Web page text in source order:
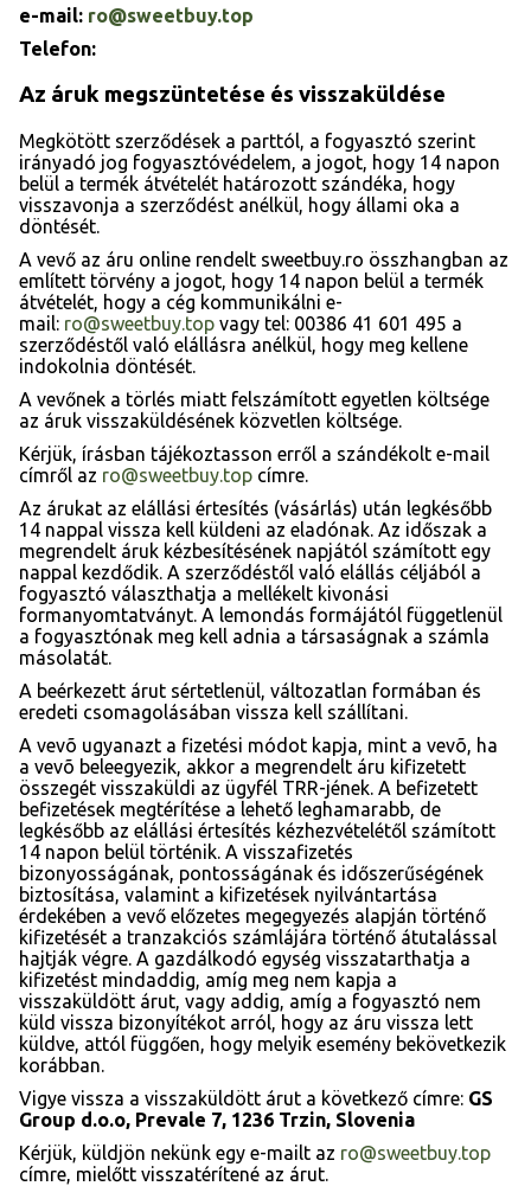
e-mail: ro@sweetbuy.top
Telefon:
Az áruk megszüntetése és visszaküldése
Megkötött szerződések a parttól, a fogyasztó szerint
irányadó jog fogyasztóvédelem, a jogot, hogy 14 napon
belül a termék átvételét határozott szándéka, hogy
visszavonja a szerződést anélkül, hogy állami oka a
döntését.
A vevő az áru online rendelt sweetbuy.ro összhangban az
említett törvény a jogot, hogy 14 napon belül a termék
átvételét, hogy a cég kommunikálni e-
mail: ro@sweetbuy.top vagy tel: 00386 41 601 495 a
szerződéstől való elállásra anélkül, hogy meg kellene
indokolnia döntését.
A vevőnek a törlés miatt felszámított egyetlen költsége
az áruk visszaküldésének közvetlen költsége.
Kérjük, írásban tájékoztasson erről a szándékolt e-mail
címről az ro@sweetbuy.top címre.
Az árukat az elállási értesítés (vásárlás) után legkésőbb
14 nappal vissza kell küldeni az eladónak. Az időszak a
megrendelt áruk kézbesítésének napjától számított egy
nappal kezdődik. A szerződéstől való elállás céljából a
fogyasztó választhatja a mellékelt kivonási
formanyomtatványt. A lemondás formájától függetlenül
a fogyasztónak meg kell adnia a társaságnak a számla
másolatát.
A beérkezett árut sértetlenül, változatlan formában és
eredeti csomagolásában vissza kell szállítani.
A vevõ ugyanazt a fizetési módot kapja, mint a vevõ, ha
a vevõ beleegyezik, akkor a megrendelt áru kifizetett
összegét visszaküldi az ügyfél TRR-jének. A befizetett
befizetések megtérítése a lehető leghamarabb, de
legkésőbb az elállási értesítés kézhezvételétől számított
14 napon belül történik. A visszafizetés
bizonyosságának, pontosságának és időszerűségének
biztosítása, valamint a kifizetések nyilvántartása
érdekében a vevő előzetes megegyezés alapján történő
kifizetését a tranzakciós számlájára történő átutalással
hajtják végre. A gazdálkodó egység visszatarthatja a
kifizetést mindaddig, amíg meg nem kapja a
visszaküldött árut, vagy addig, amíg a fogyasztó nem
küld vissza bizonyítékot arról, hogy az áru vissza lett
küldve, attól függően, hogy melyik esemény bekövetkezik
korábban.
Vigye vissza a visszaküldött árut a következő címre: GS
Group d.o.o, Prevale 7, 1236 Trzin, Slovenia
Kérjük, küldjön nekünk egy e-mailt az ro@sweetbuy.top
címre, mielőtt visszatérítené az árut.